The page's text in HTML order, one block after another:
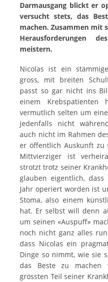
Darmausgang blickt er
versucht stets, das
machen. Zusammen mit
Herausforderungen
meistern.
Nicolas ist ein
gross, mit breiten
passt so gar nicht ins
einem
vermutlich selten um
jedenfalls nicht
auch nicht im Rahmen
er öffentlich Auskunft zu
Mittvierziger ist
strotzt trotz seiner
glauben eigentlich,
Jahr operiert worden ist
Stoma, also einem
hat. Er selbst will denn
um seinen «Auspuff»
noch nicht ganz alles
dass Nicolas ein
Dinge so nimmt, wie sie
das Beste zu machen
grössten Teil seiner